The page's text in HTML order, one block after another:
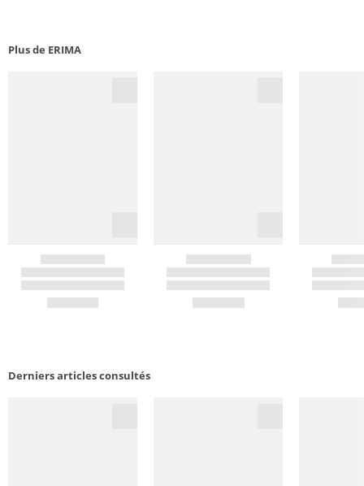
Plus de ERIMA
Derniers articles consultés